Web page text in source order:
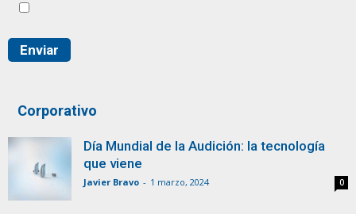
Corporativo
Día Mundial de la Audición: la tecnología
que viene
Javier Bravo - 1 marzo, 2024 0